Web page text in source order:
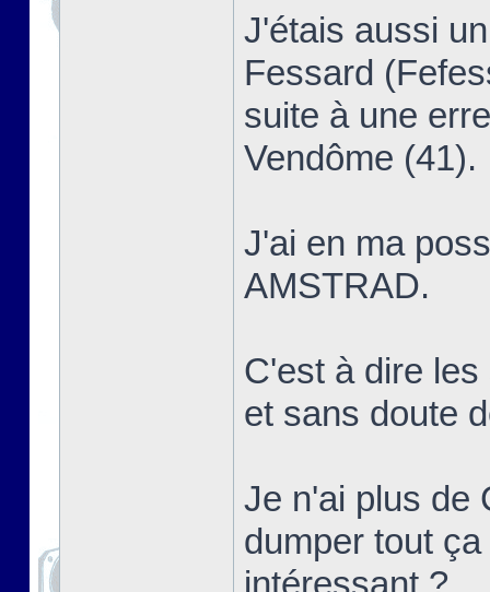
J'étais aussi
Fessard
suite à une
Vendôme (41).
J'ai en ma
AMSTRAD.
C'est à dire
et sans doute
Je n'ai plus de
dumper tout
intéressant ?